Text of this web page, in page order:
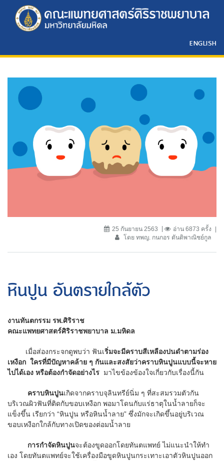
ENGLISH
25 กันยายน 2563
อ่าน 6873 ครั้ง
โดย ทพญ. กนกอร ตันติพาณิชย์กูล
หินปูน อันตรายใกล้ตัว
งานทันตกรรม รพ.ศิริราช
คณะแพทยศาสตร์ศิริราชพยาบาล ม.มหิดล
เมื่อส่องกระจกดูพบว่า ฟันเริ่มจะมีคราบสีเหลืองปนดำตามร่อง
เหงือก ใครที่มีปัญหาคล้าย ๆ กันและสงสัยว่าคราบหินปูนแบบนี้จะหาย
ไปได้เอง หรือต้องกำจัดอย่างไร มาไขข้องข้องใจเกี่ยวกับเรื่องนี้กัน
คราบหินปูนเกิดจากคราบจุลินทรีย์นิ่ม ๆ ที่สะสมรวมตัวกัน
บริเวณผิวฟันที่ติดกับขอบเหงือก พอมาโดนกับแร่ธาตุในน้ำลายก็จะ
แข็งขึ้น เรียกว่า “หินปูน หรือหินน้ำลาย” ซึ่งมักจะเกิดขึ้นอยู่บริเวณ
ขอบเหงือกใกล้กับทางเปิดของต่อมน้ำลาย
การกำจัดหินปูนจะต้องขูดออกโดยทันตแพทย์ ไม่แนะนำให้ทำ
เอง โดยทันตแพทย์จะใช้เครื่องมือขูดหินปูนกระเทาะเอาตัวหินปูนออก